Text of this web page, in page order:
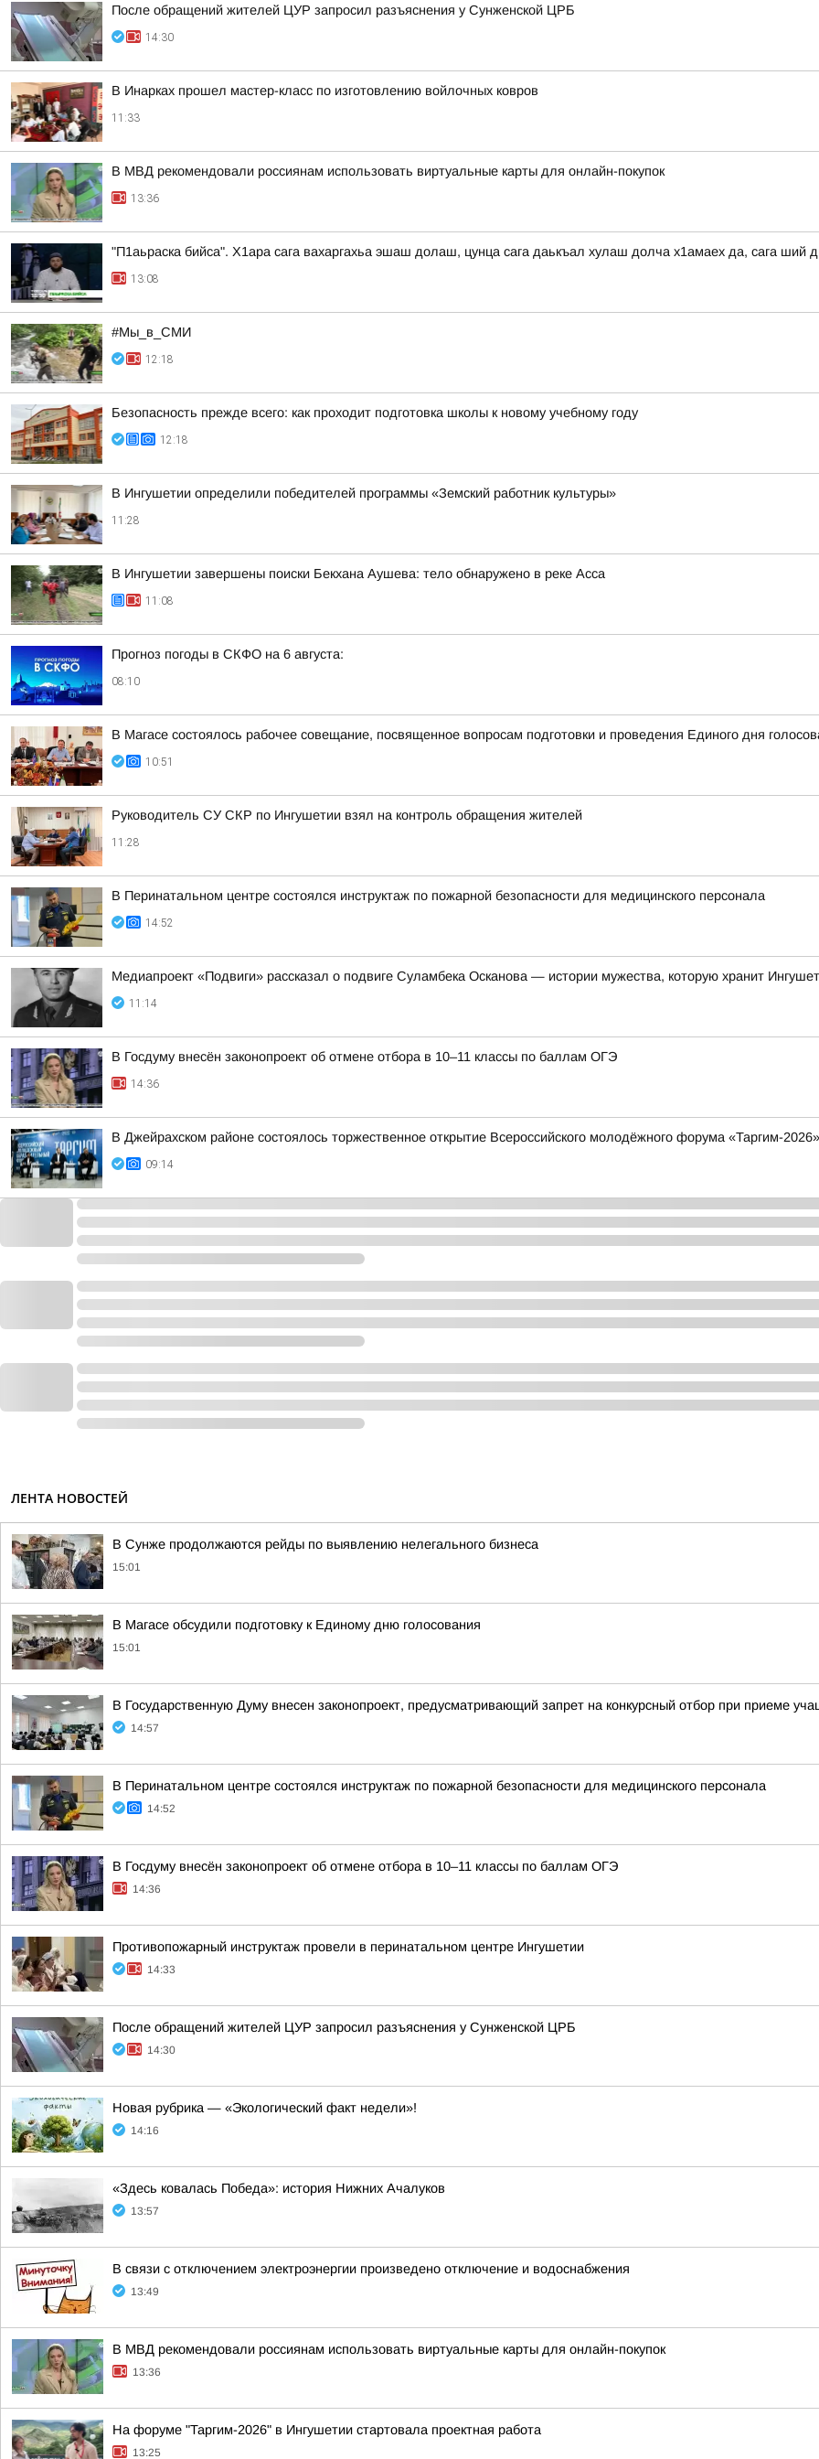
После обращений жителей ЦУР запросил разъяснения у Сунженской ЦРБ
14:30
В Инарках прошел мастер-класс по изготовлению войлочных ковров
11:33
В МВД рекомендовали россиянам использовать виртуальные карты для онлайн-покупок
13:36
"П1аьраска бийса". Х1ара сага вахаргахьа эшаш долаш, цунца сага даькъал хулаш долча х1амаех да, сага ший
13:08
#Мы_в_СМИ
12:18
Безопасность прежде всего: как проходит подготовка школы к новому учебному году
12:18
В Ингушетии определили победителей программы «Земский работник культуры»
11:28
В Ингушетии завершены поиски Бекхана Аушева: тело обнаружено в реке Асса
11:08
Прогноз погоды в СКФО на 6 августа:
08:10
В Магасе состоялось рабочее совещание, посвященное вопросам подготовки и проведения Единого дня
10:51
Руководитель СУ СКР по Ингушетии взял на контроль обращения жителей
11:28
В Перинатальном центре состоялся инструктаж по пожарной безопасности для медицинского персонала
14:52
Медиапроект «Подвиги» рассказал о подвиге Суламбека Осканова — истории мужества, которую хранит
11:14
В Госдуму внесён законопроект об отмене отбора в 10–11 классы по баллам ОГЭ
14:36
В Джейрахском районе состоялось торжественное открытие Всероссийского молодёжного форума «Таргим-2026»
09:14
ЛЕНТА НОВОСТЕЙ
В Сунже продолжаются рейды по выявлению нелегального бизнеса
15:01
В Магасе обсудили подготовку к Единому дню голосования
15:01
В Государственную Думу внесен законопроект, предусматривающий запрет на конкурсный отбор при приеме
14:57
В Перинатальном центре состоялся инструктаж по пожарной безопасности для медицинского персонала
14:52
В Госдуму внесён законопроект об отмене отбора в 10–11 классы по баллам ОГЭ
14:36
Противопожарный инструктаж провели в перинатальном центре Ингушетии
14:33
После обращений жителей ЦУР запросил разъяснения у Сунженской ЦРБ
14:30
Новая рубрика — «Экологический факт недели»!
14:16
«Здесь ковалась Победа»: история Нижних Ачалуков
13:57
В связи с отключением электроэнергии произведено отключение и водоснабжения
13:49
В МВД рекомендовали россиянам использовать виртуальные карты для онлайн-покупок
13:36
На форуме "Таргим-2026" в Ингушетии стартовала проектная работа
13:25